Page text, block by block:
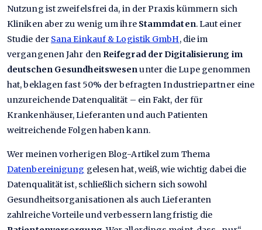
Nutzung ist zweifelsfrei da, in der Praxis kümmern sich
Kliniken aber zu wenig um ihre Stammdaten. Laut einer
Studie der Sana Einkauf & Logistik GmbH, die im
vergangenen Jahr den Reifegrad der Digitalisierung im
deutschen Gesundheitswesenunter die Lupe genommen
hat, beklagen fast 50% der befragten Industriepartner eine
unzureichende Datenqualität – ein Fakt, der für
Krankenhäuser, Lieferanten und auch Patienten
weitreichende Folgen haben kann.
Wer meinen vorherigen Blog-Artikel zum Thema
Datenbereinigung gelesen hat, weiß, wie wichtig dabei die
Datenqualität ist, schließlich sichern sich sowohl
Gesundheitsorganisationen als auch Lieferanten
zahlreiche Vorteile und verbessern langfristig die